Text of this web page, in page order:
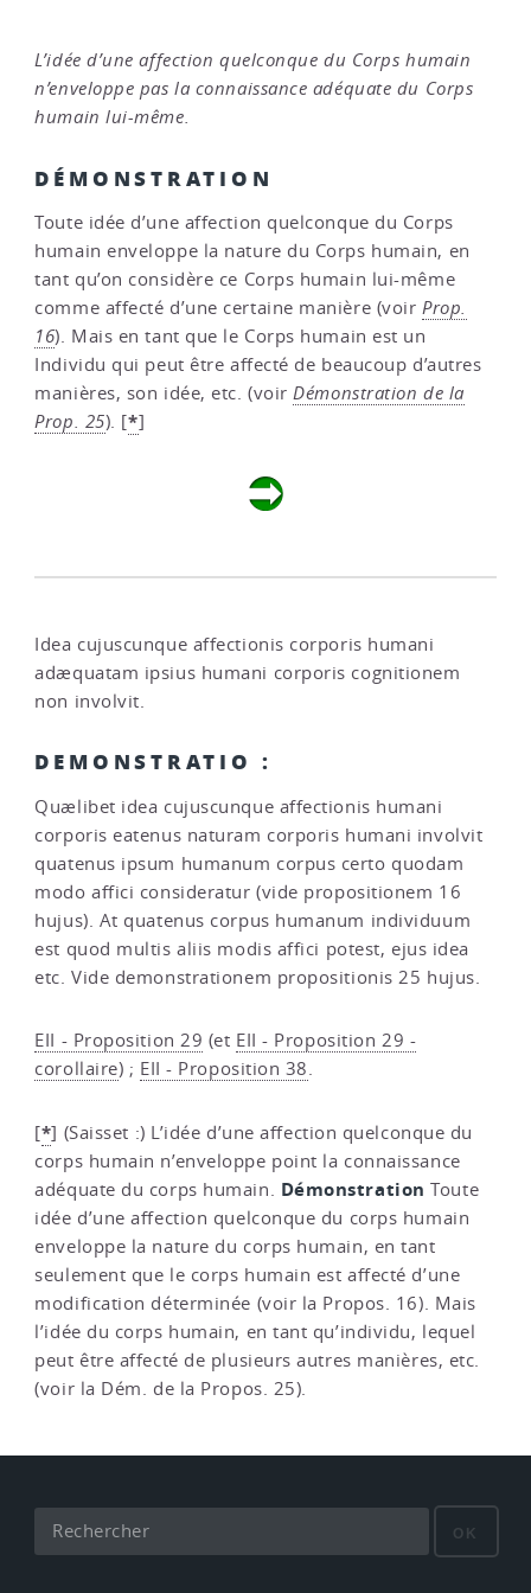
L’idée d’une affection quelconque du Corps humain
n’enveloppe pas la connaissance adéquate du Corps
humain lui-même.
DÉMONSTRATION
Toute idée d’une affection quelconque du Corps
humain enveloppe la nature du Corps humain, en
tant qu’on considère ce Corps humain lui-même
comme affecté d’une certaine manière (voir Prop.
16). Mais en tant que le Corps humain est un
Individu qui peut être affecté de beaucoup d’autres
manières, son idée, etc. (voirDémonstration de la
Prop. 25). [*]
Idea cujuscunque affectionis corporis humani
adæquatam ipsius humani corporis cognitionem
non involvit.
DEMONSTRATIO :
Quælibet idea cujuscunque affectionis humani
corporis eatenus naturam corporis humani involvit
quatenus ipsum humanum corpus certo quodam
modo affici consideratur (vide propositionem 16
hujus). At quatenus corpus humanum individuum
est quod multis aliis modis affici potest, ejus idea
etc. Vide demonstrationem propositionis 25 hujus.
EII - Proposition 29 (et EII - Proposition 29 -
corollaire) ; EII - Proposition 38.
[*] (Saisset :) L’idée d’une affection quelconque du
corps humain n’enveloppe point la connaissance
adéquate du corps humain. Démonstration Toute
idée d’une affection quelconque du corps humain
enveloppe la nature du corps humain, en tant
seulement que le corps humain est affecté d’une
modification déterminée (voir la Propos. 16). Mais
l’idée du corps humain, en tant qu’individu, lequel
peut être affecté de plusieurs autres manières, etc.
(voir la Dém. de la Propos. 25).
OK